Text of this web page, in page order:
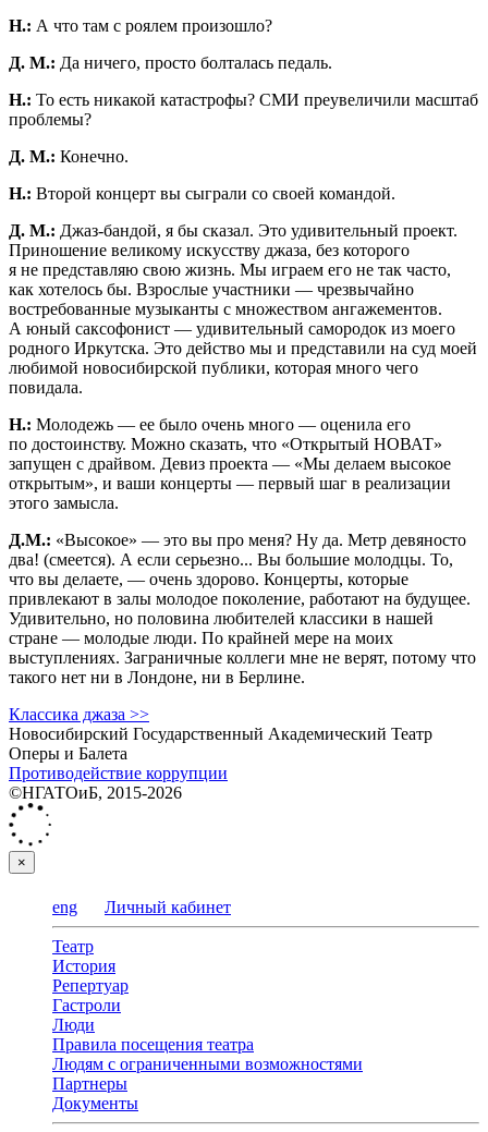
Н.: А что там с роялем произошло?
Д. М.: Да ничего, просто болталась педаль.
Н.: То есть никакой катастрофы? СМИ преувеличили масштаб
проблемы?
Д. М.: Конечно.
Н.: Второй концерт вы сыграли со своей командой.
Д. М.: Джаз-бандой, я бы сказал. Это удивительный проект.
Приношение великому искусству джаза, без которого
я не представляю свою жизнь. Мы играем его не так часто,
как хотелось бы. Взрослые участники — чрезвычайно
востребованные музыканты с множеством ангажементов.
А юный саксофонист — удивительный самородок из моего
родного Иркутска. Это действо мы и представили на суд моей
любимой новосибирской публики, которая много чего
повидала.
Н.: Молодежь — ее было очень много — оценила его
по достоинству. Можно сказать, что «Открытый НОВАТ»
запущен с драйвом. Девиз проекта — «Мы делаем высокое
открытым», и ваши концерты — первый шаг в реализации
этого замысла.
Д.М.: «Высокое» — это вы про меня? Ну да. Метр девяносто
два! (смеется). А если серьезно... Вы большие молодцы. То,
что вы делаете, — очень здорово. Концерты, которые
привлекают в залы молодое поколение, работают на будущее.
Удивительно, но половина любителей классики в нашей
стране — молодые люди. По крайней мере на моих
выступлениях. Заграничные коллеги мне не верят, потому что
такого нет ни в Лондоне, ни в Берлине.
Классика джаза >>
Новосибирский Государственный Академический Театр
Оперы и Балета
Противодействие коррупции
©НГАТОиБ, 2015-2026
×
eng Личный кабинет
Театр
История
Репертуар
Гастроли
Люди
Правила посещения театра
Людям с ограниченными возможностями
Партнеры
Документы